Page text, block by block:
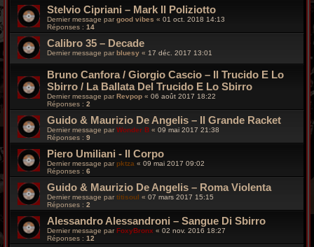
Stelvio Cipriani – Mark Il Poliziotto
Dernier message pargood vibes « 01 oct. 2018 14:13
Réponses : 14
Calibro 35 – Decade
Dernier message par bluesy « 17 déc. 2017 13:01
Bruno Canfora / Giorgio Cascio – Il Trucido E Lo
Sbirro / La Ballata Del Trucido E Lo Sbirro
Dernier message par Revpop « 06 août 2017 18:22
Réponses : 2
Guido & Maurizio De Angelis – Il Grande Racket
Dernier message par Wonder B « 09 mai 2017 21:38
Réponses : 9
Piero Umiliani - Il Corpo
Dernier message parpktza « 09 mai 2017 09:02
Réponses : 6
Guido & Maurizio De Angelis – Roma Violenta
Dernier message par titisoul « 07 mars 2017 15:15
Réponses : 2
Alessandro Alessandroni – Sangue Di Sbirro
Dernier message parFoxyBronx « 02 nov. 2016 18:27
Réponses : 12